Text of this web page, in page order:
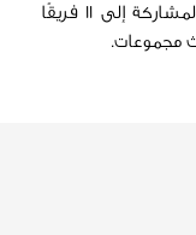
المجتمع بفريق واحد. ووصل عدد الفرق المشاركة إلى 11 فريقًا
مجموعات.